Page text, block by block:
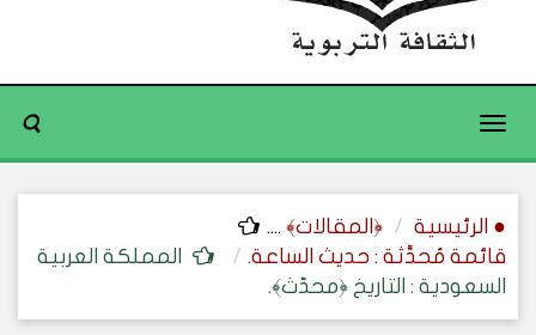
Toggle
● الرئيسية ﴿المقالات﴾ ....
قائمة مُحدَّثة : حديث الساعة.
المملكة العربية
السعودية : التاريخ ﴿محدّث﴾.